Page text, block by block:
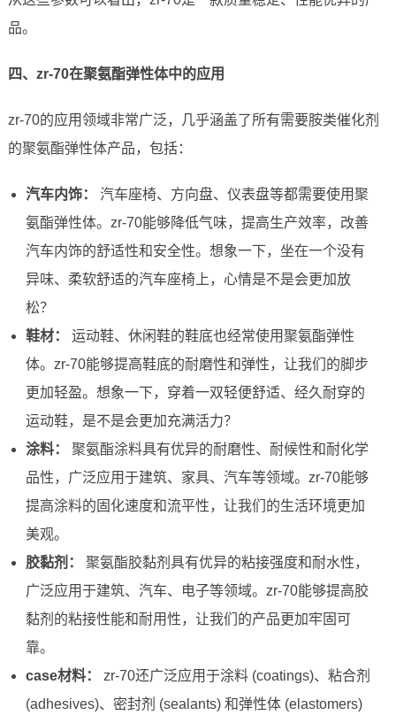
品。
四、zr-70在聚氨酯弹性体中的应用
zr-70的应用领域非常广泛，几乎涵盖了所有需要胺类催化剂
的聚氨酯弹性体产品，包括：
汽车内饰：
汽车座椅、方向盘、仪表盘等都需要使用聚
氨酯弹性体。zr-70能够降低气味，提高生产效率，改善
汽车内饰的舒适性和安全性。想象一下，坐在一个没有
异味、柔软舒适的汽车座椅上，心情是不是会更加放
松？
鞋材：
运动鞋、休闲鞋的鞋底也经常使用聚氨酯弹性
体。zr-70能够提高鞋底的耐磨性和弹性，让我们的脚步
更加轻盈。想象一下，穿着一双轻便舒适、经久耐穿的
运动鞋，是不是会更加充满活力？
涂料：
聚氨酯涂料具有优异的耐磨性、耐候性和耐化学
品性，广泛应用于建筑、家具、汽车等领域。zr-70能够
提高涂料的固化速度和流平性，让我们的生活环境更加
美观。
胶黏剂：
聚氨酯胶黏剂具有优异的粘接强度和耐水性，
广泛应用于建筑、汽车、电子等领域。zr-70能够提高胶
黏剂的粘接性能和耐用性，让我们的产品更加牢固可
靠。
case材料：
zr-70还广泛应用于涂料 (coatings)、粘合剂
(adhesives)、密封剂 (sealants) 和弹性体 (elastomers)